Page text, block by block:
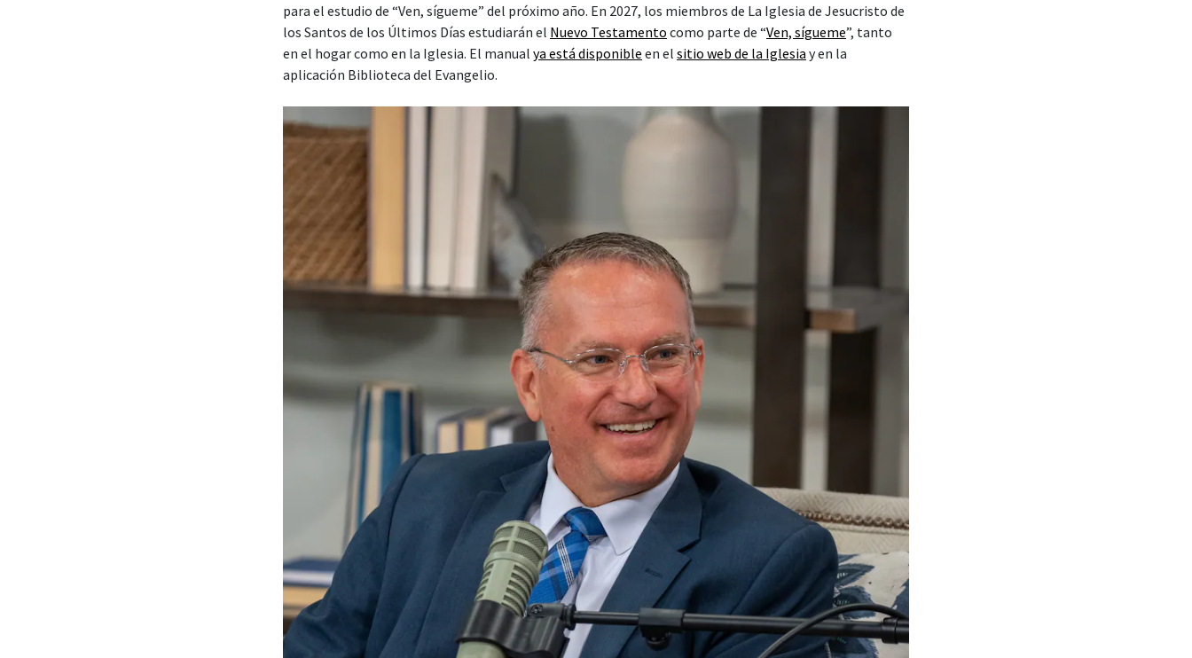
para el estudio de “Ven, sígueme” del próximo año. En 2027, los miembros de La Iglesia de Jesucristo de
los Santos de los Últimos Días estudiarán el Nuevo Testamento como parte de “Ven, sígueme”, tanto
en el hogar como en la Iglesia. El manual ya está disponible en el sitio web de la Iglesia y en la
aplicación Biblioteca del Evangelio.